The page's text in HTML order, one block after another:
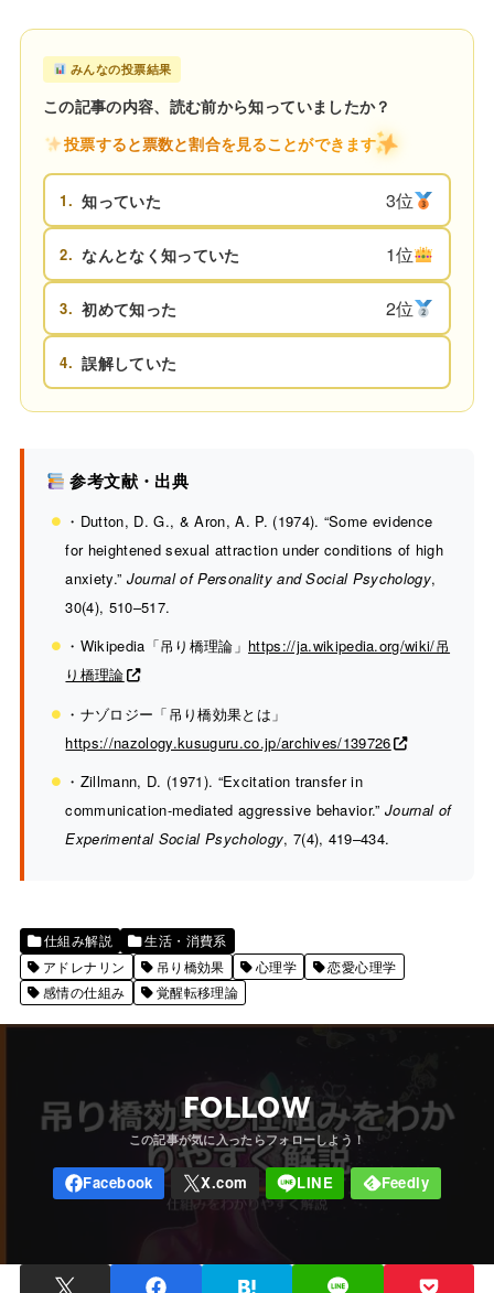
みんなの投票結果
この記事の内容、読む前から知っていましたか？
投票すると票数と割合を見ることができます
1. 知っていた 3位
2. なんとなく知っていた 1位
3. 初めて知った 2位
4. 誤解していた
参考文献・出典
・Dutton, D. G., & Aron, A. P. (1974). “Some evidence
for heightened sexual attraction under conditions of high
anxiety.” Journal of Personality and Social Psychology,
30(4), 510–517.
・Wikipedia「吊り橋理論」 https://ja.wikipedia.org/wiki/吊
り橋理論
・ナゾロジー「吊り橋効果とは」
https://nazology.kusuguru.co.jp/archives/139726
・Zillmann, D. (1971). “Excitation transfer in
communication-mediated aggressive behavior.”Journal of
Experimental Social Psychology, 7(4), 419–434.
仕組み解説
生活・消費系
アドレナリン
吊り橋効果 心理学
恋愛心理学
感情の仕組み
覚醒転移理論
FOLLOW